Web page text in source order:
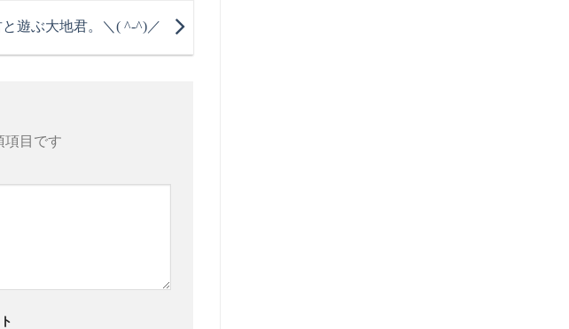
遊ぶ大地君。＼( ^-^)／
項目です